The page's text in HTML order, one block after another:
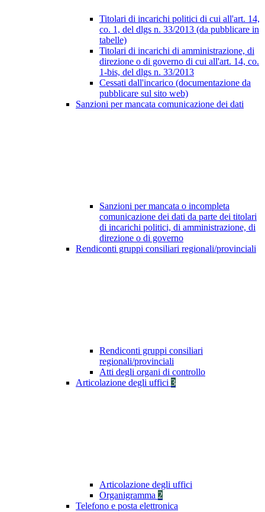
Titolari di incarichi politici di cui all'art. 14,
co. 1, del dlgs n. 33/2013 (da pubblicare in
tabelle)
Titolari di incarichi di amministrazione, di
direzione o di governo di cui all'art. 14, co.
1-bis, del dlgs n. 33/2013
Cessati dall'incarico (documentazione da
pubblicare sul sito web)
Sanzioni per mancata comunicazione dei dati
Sanzioni per mancata o incompleta
comunicazione dei dati da parte dei titolari
di incarichi politici, di amministrazione, di
direzione o di governo
Rendiconti gruppi consiliari regionali/provinciali
Rendiconti gruppi consiliari
regionali/provinciali
Atti degli organi di controllo
Articolazione degli uffici 3
Articolazione degli uffici
Organigramma 2
Telefono e posta elettronica